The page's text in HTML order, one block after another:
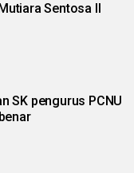
Sentosa II
SK pengurus PCNU